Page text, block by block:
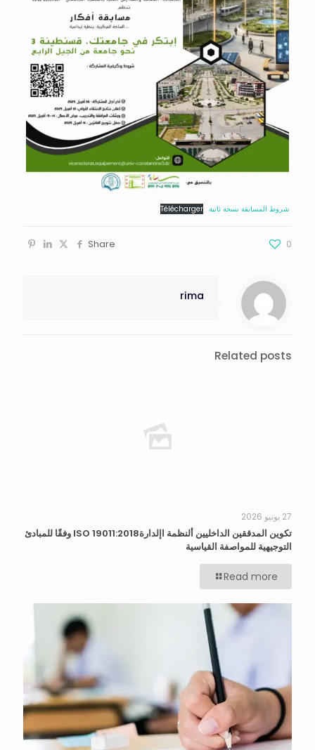
شروط المسابقة نسخة ثانية Télécharger
Share 0
rima
Related posts
27 يونيو 2026
تكوين المدققين الداخليين ألنظمة اإلدارة19011:2018 ISO وفقًا للمبادئ
التوجيهية للمواصفة القياسية
Read more